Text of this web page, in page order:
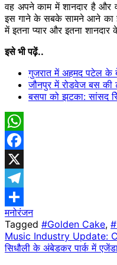
वह अपने काम में शानदार है और
इस गाने के सबके सामने आने का
में इतना प्यार और इतना
इसे भी पढ़ें..
गुजरात में अहमद पटेल के
जौनपुर में रोडवेज बस की
बसपा को झटका: सांसद
WhatsApp
Facebook
X
Telegram
Share
मनोरंजन
Tagged #Golden Cake,
Post
navigation
Music Industry Update:
सिधौली के अंबेडकर पार्क में